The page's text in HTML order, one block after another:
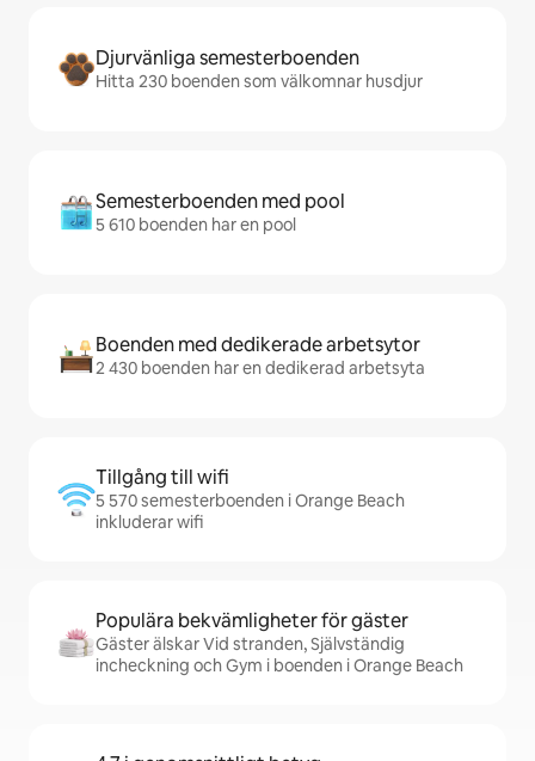
Djurvänliga semesterboenden
Hitta 230 boenden som välkomnar husdjur
Semesterboenden med pool
5 610 boenden har en pool
Boenden med dedikerade arbetsytor
2 430 boenden har en dedikerad arbetsyta
Tillgång till wifi
5 570 semesterboenden i Orange Beach
inkluderar wifi
Populära bekvämligheter för gäster
Gäster älskar Vid stranden, Självständig
incheckning och Gym i boenden i Orange Beach